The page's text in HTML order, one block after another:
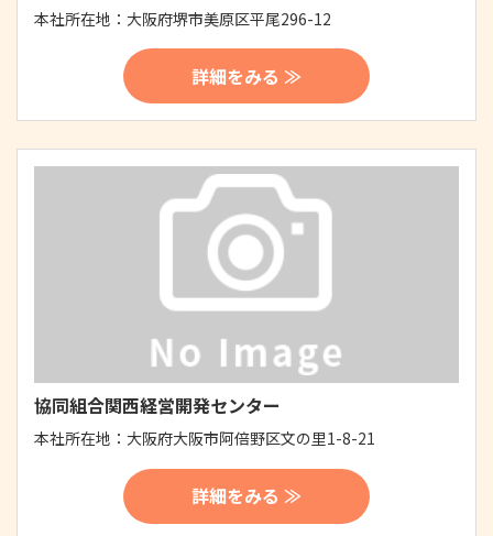
本社所在地： 大阪府堺市美原区平尾296-12
詳細をみる ≫
協同組合関西経営開発センター
本社所在地： 大阪府大阪市阿倍野区文の里1-8-21
詳細をみる ≫